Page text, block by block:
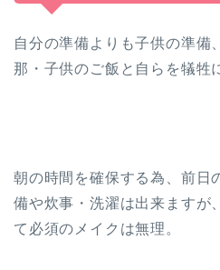
自分の準備よりも子供の準備
那・子供のご飯と自らを犠牲
朝の時間を確保する為、前日
備や炊事・洗濯は出来ますが
て必須のメイクは無理。